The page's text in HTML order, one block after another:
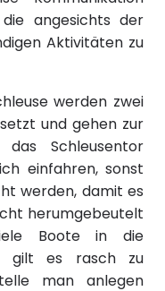
angesichts der
Aktivitäten zu
werden zwei
und gehen zur
Schleusentor
einfahren, sonst
werden, damit es
herumgebeutelt
Boote in die
gilt es rasch zu
man anlegen